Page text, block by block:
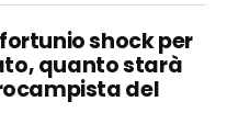
shock per
quanto starà
del